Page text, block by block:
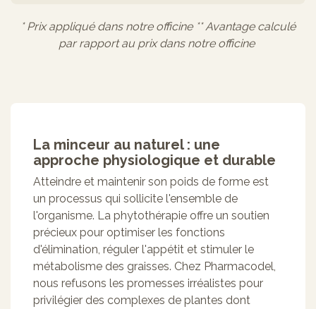
* Prix appliqué dans notre officine ** Avantage calculé
par rapport au prix dans notre officine
La minceur au naturel : une
approche physiologique et durable
Atteindre et maintenir son poids de forme est
un processus qui sollicite l'ensemble de
l'organisme. La phytothérapie offre un soutien
précieux pour optimiser les fonctions
d'élimination, réguler l'appétit et stimuler le
métabolisme des graisses. Chez Pharmacodel,
nous refusons les promesses irréalistes pour
privilégier des complexes de plantes dont